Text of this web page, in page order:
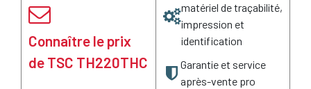
Connaître le prix
de TSC TH220THC
matériel de traçabilité,
impression et
identification
Garantie et service
après-vente pro